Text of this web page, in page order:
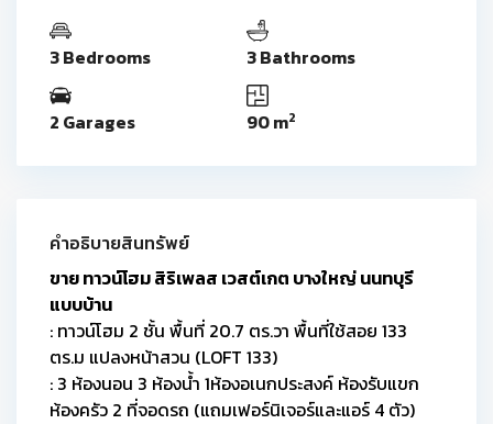
3 Bedrooms 3 Bathrooms
2 Garages 90 m2
คำอธิบายสินทรัพย์
ขาย ทาวน์โฮม สิริเพลส เวสต์เกต บางใหญ่ นนทบุรี
แบบบ้าน
: ทาวน์โฮม 2 ชั้น พื้นที่ 20.7 ตร.วา พื้นที่ใช้สอย 133
ตร.ม แปลงหน้าสวน (LOFT 133)
: 3 ห้องนอน 3 ห้องน้ำ 1ห้องอเนกประสงค์ ห้องรับแขก
ห้องครัว 2 ที่จอดรถ (แถมเฟอร์นิเจอร์และแอร์ 4 ตัว)